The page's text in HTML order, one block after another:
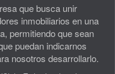
que busca unir
inmobiliarios en una
permitiendo que sean
puedan indicarnos
nosotros desarrollarlo.